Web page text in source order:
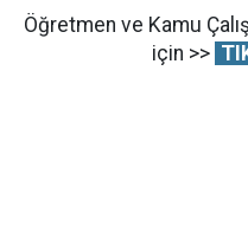
Öğretmen ve Kamu
için >>